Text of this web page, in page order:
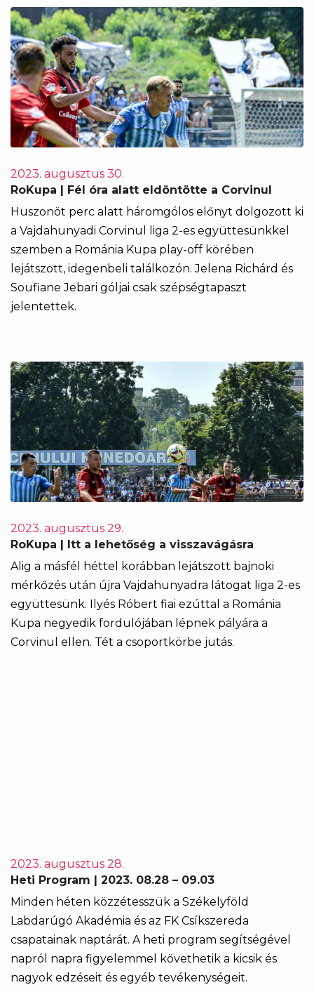
2023. augusztus 30.
RoKupa | Fél óra alatt eldöntötte a Corvinul
Huszonöt perc alatt háromgólos előnyt dolgozott ki
a Vajdahunyadi Corvinul liga 2-es együttesünkkel
szemben a Románia Kupa play-off körében
lejátszott, idegenbeli találkozón. Jelena Richárd és
Soufiane Jebari góljai csak szépségtapaszt
jelentettek.
2023. augusztus 29.
RoKupa | Itt a lehetőség a visszavágásra
Alig a másfél héttel korábban lejátszott bajnoki
mérkőzés után újra Vajdahunyadra látogat liga 2-es
együttesünk. Ilyés Róbert fiai ezúttal a Románia
Kupa negyedik fordulójában lépnek pályára a
Corvinul ellen. Tét a csoportkörbe jutás.
2023. augusztus 28.
Heti Program | 2023. 08.28 – 09.03
Minden héten közzétesszük a Székelyföld
Labdarúgó Akadémia és az FK Csíkszereda
csapatainak naptárát. A heti program segítségével
napról napra figyelemmel követhetik a kicsik és
nagyok edzéseit és egyéb tevékenységeit.